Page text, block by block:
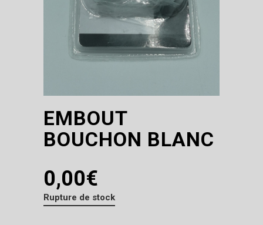
EMBOUT
BOUCHON BLANC
0,00€
Rupture de stock